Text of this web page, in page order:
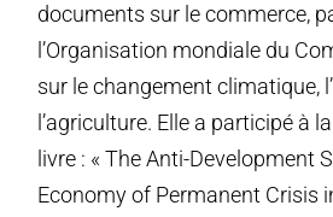
documents sur le commerce,
l’Organisation mondiale du
sur le changement climatique,
l’agriculture. Elle a participé à
livre : « The Anti-Development
Economy of Permanent Crisis